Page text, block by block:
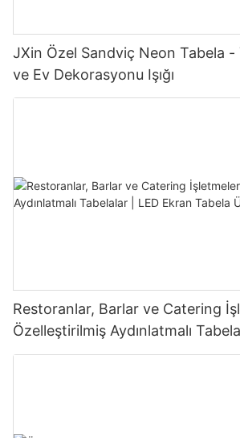
JXin Özel Sandviç Neon Tabela -
ve Ev Dekorasyonu Işığı
Restoranlar, Barlar ve Catering
Özelleştirilmiş Aydınlatmalı
Tabela Üreticisi